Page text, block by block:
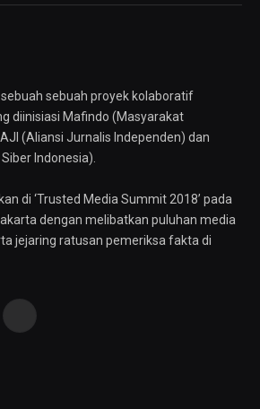
sebuah proyek kolaboratif
diinisiasi Mafindo (Masyarakat
(Aliansi Jurnalis Independen) dan
Indonesia).
di ‘Trusted Media Summit 2018’ pada
dengan melibatkan puluhan media
jejaring ratusan pemeriksa fakta di
YouTube